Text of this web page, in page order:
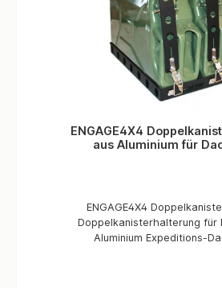
ENGAGE4X4
aus Aluminium für
ENGAGE4X4
Doppelkanisterhalterung für
Aluminium Expeditions-